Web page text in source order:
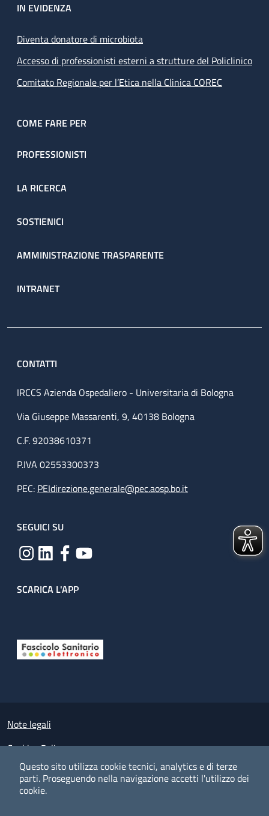
Questo sito utilizza cookie tecnici, analytics e di terze
parti. Proseguendo nella navigazione accetti l'utilizzo dei
cookie.
IN EVIDENZA
Diventa donatore di microbiota
Accesso di professionisti esterni a strutture del Policlinico
Comitato Regionale per l’Etica nella Clinica COREC
COME FARE PER
PROFESSIONISTI
LA RICERCA
SOSTIENICI
AMMINISTRAZIONE TRASPARENTE
INTRANET
CONTATTI
IRCCS Azienda Ospedaliero - Universitaria di Bologna
Via Giuseppe Massarenti, 9, 40138 Bologna
C.F. 92038610371
P.IVA 02553300373
PEC: PEIdirezione.generale@pec.aosp.bo.it
SEGUICI SU
SCARICA L'APP
Small prints
Note legali
Cookies Policy
Policy privacy e protezione del dato personale
Albo pretorio on-line